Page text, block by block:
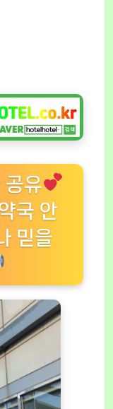
공유
국 안
믿을